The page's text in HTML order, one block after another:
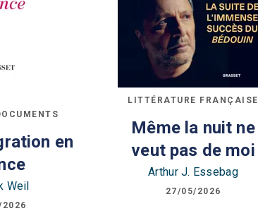
en
Weil
LITTÉRATURE FRANÇAISE
Même la nuit ne
veut pas de moi
Arthur J. Essebag
27/05/2026